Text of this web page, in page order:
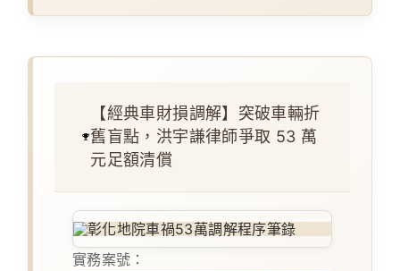
【經典車財損調解】突破車輛折
舊盲點，洪宇謙律師爭取 53 萬
元足額清償
實務案號：